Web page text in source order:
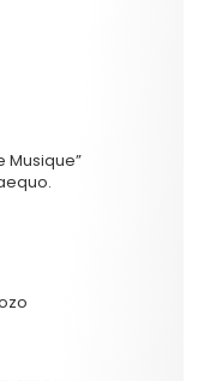
Musique”